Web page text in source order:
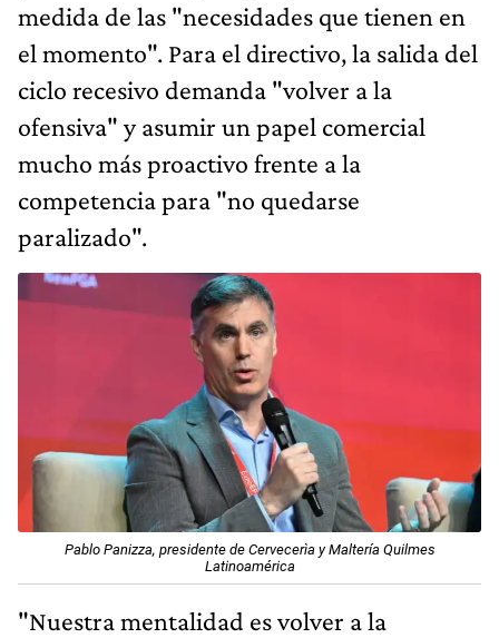
medida de las "necesidades que tienen en
el momento". Para el directivo, la salida del
ciclo recesivo demanda "volver a la
ofensiva" y asumir un papel comercial
mucho más proactivo frente a la
competencia para "no quedarse
paralizado".
Pablo Panizza, presidente de Cervecerìa y Maltería Quilmes
Latinoamérica
"Nuestra mentalidad es volver a la